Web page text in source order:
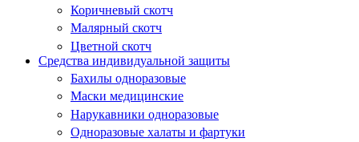
Коричневый скотч
Малярный скотч
Цветной скотч
Средства индивидуальной защиты
Бахилы одноразовые
Маски медицинские
Нарукавники одноразовые
Одноразовые халаты и фартуки